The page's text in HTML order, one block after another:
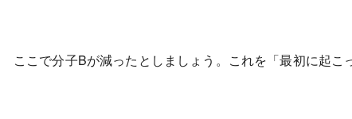
ここで分子Bが減ったとしましょう。これを「最初に起こ